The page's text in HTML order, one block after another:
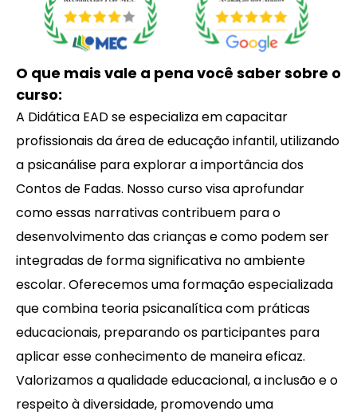
O que mais vale a pena você saber sobre o
curso:
A Didática EAD se especializa em capacitar
profissionais da área de educação infantil, utilizando
a psicanálise para explorar a importância dos
Contos de Fadas. Nosso curso visa aprofundar
como essas narrativas contribuem para o
desenvolvimento das crianças e como podem ser
integradas de forma significativa no ambiente
escolar. Oferecemos uma formação especializada
que combina teoria psicanalítica com práticas
educacionais, preparando os participantes para
aplicar esse conhecimento de maneira eficaz.
Valorizamos a qualidade educacional, a inclusão e o
respeito à diversidade, promovendo uma